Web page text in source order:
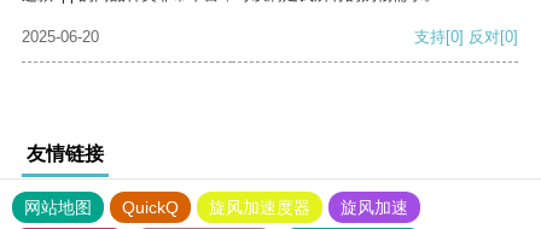
2025-06-20 支持[0] 反对[0]
友情链接
网站地图 QuickQ 旋风加速度器
旋风加速